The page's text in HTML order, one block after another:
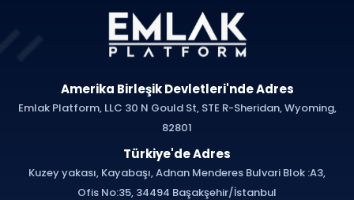
Amerika Birleşik Devletleri'nde Adres
Emlak Platform, LLC 30 N Gould St, STE R-Sheridan, Wyoming,
82801
Türkiye'de Adres
Kuzey yakası, Kayabaşı, Adnan Menderes Bulvari Blok :A3,
Ofis No:35, 34494 Başakşehir/İstanbul